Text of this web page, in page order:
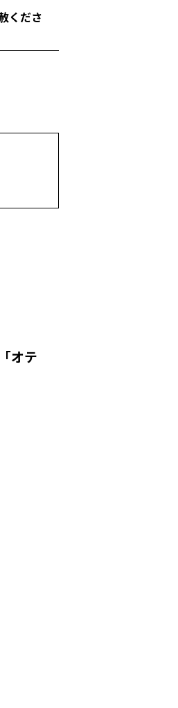
くださ
オテ